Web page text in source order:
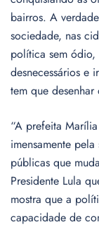
bairros. A
sociedade, nas
política sem ódio,
desnecessários e
tem que
“A prefeita
imensamente
públicas que
Presidente Lula
mostra que a
capacidade de